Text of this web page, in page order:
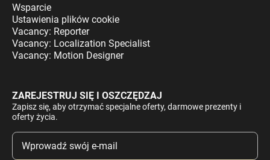
Wsparcie
Ustawienia plików cookie
Vacancy: Reporter
Vacancy: Localization Specialist
Vacancy: Motion Designer
ZAREJESTRUJ SIĘ I OSZCZĘDZAJ
Zapisz się, aby otrzymać specjalne oferty, darmowe prezenty i
oferty życia.